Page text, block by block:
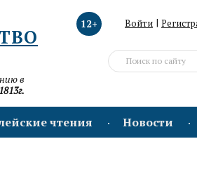
в
12+ Войти |
чтения Новости